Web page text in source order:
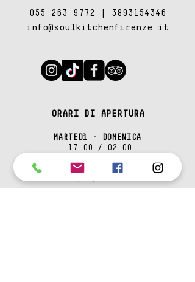
055 263 9772
3893154346
info@soulkitchenfirenze.it
ORARI DI APERTURA
MARTEDì - DOMENICA
17.00 / 02.00
TUESDAY - SUNDAY